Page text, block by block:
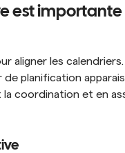
est importante
aligner les calendriers.
planification
coordination et en